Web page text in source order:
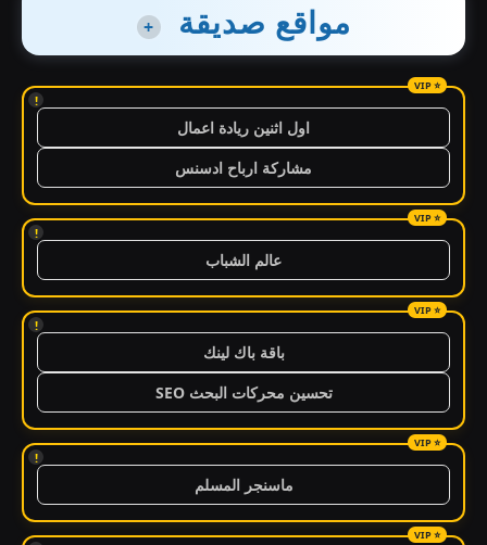
مواقع صديقة +
!
اول اثنين ريادة اعمال
مشاركة ارباح ادسنس
!
عالم الشباب
!
باقة باك لينك
تحسين محركات البحث SEO
!
ماسنجر المسلم